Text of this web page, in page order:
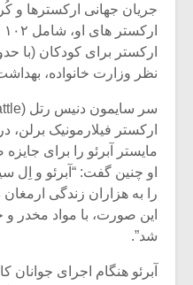
جریان جهانی ارکسترها و
نظر وزارت خانواده،
مایستر آبرئو را برای
او چنین گفت: “آبرئو و اِل
را به هزاران زندگی ارمغان
این صورت، با مواد مخدر
شد”.
آبرئو هنگام اجرای جوانان
یادداشتی
متن فیلم
شیش و نیم»
اگر نمی
مشهورترین
بدنام ترین